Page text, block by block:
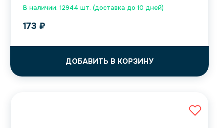
В наличии: 12944 шт. (доставка до 10 дней)
173 ₽
ДОБАВИТЬ В КОРЗИНУ